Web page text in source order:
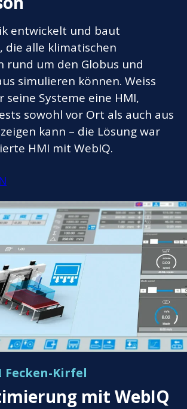
entwickelt und baut
die alle klimatischen
rund um den Globus und
simulieren können. Weiss
Systeme eine HMI,
sowohl vor Ort als auch aus
kann – die Lösung war
HMI mit WebIQ.
Fecken-Kirfel
mit WebIQ